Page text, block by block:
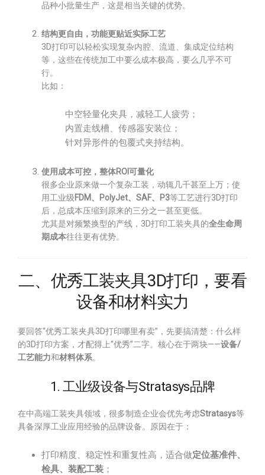
品种小批量生产，这是相当关键的优势。
结构更自由，功能更贴近实际工艺
3D打印可以轻松实现复杂内腔、流道、集成定位结构
等，这些在传统加工中要么成本极高，要么几乎不可
行。
比如：
中空轻量化夹具，减轻工人疲劳；
内置走线槽、传感器安装位；
针对异形件的包覆式夹持结构。
使用成本可控，整体ROI可量化
很多企业原来做一个复杂工装，动辄几千甚至上万；使
用工业级FDM、PolyJet、SAF、P3等工艺进行3D打印
后，总成本压缩到原来的三分之一甚至更低。
尤其是对频繁换型的产线，3D打印工装夹具的全生命周
期成本往往更有优势。
二、优秀工装夹具3D打印，要看
设备和材料实力
要回答“优秀工装夹具3D打印哪里有卖”，先要搞清楚：什么样
的3D打印方案，才配得上“优秀”二字。核心在于两块——设备/
工艺能力和材料体系。
1. 工业级设备与Stratasys品牌
在中高端工装夹具领域，很多制造企业会优先考虑Stratasys等
具备深厚工业应用经验的品牌设备。原因在于：
打印精度、稳定性和重复性高，适合做定位基准件、
检具、装配工装 ；